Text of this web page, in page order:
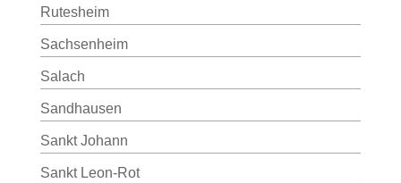
Rutesheim
Sachsenheim
Salach
Sandhausen
Sankt Johann
Sankt Leon-Rot